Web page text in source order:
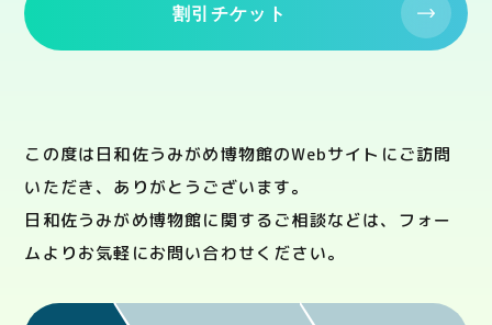
割引チケット
この度は日和佐うみがめ博物館のWebサイトにご訪問
いただき、ありがとうございます。
日和佐うみがめ博物館に関するご相談などは、フォー
ムよりお気軽にお問い合わせください。